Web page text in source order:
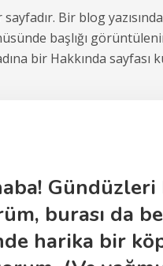
Bir blog
başlığı
bir Hakkında sayfası
burası da
harika bir